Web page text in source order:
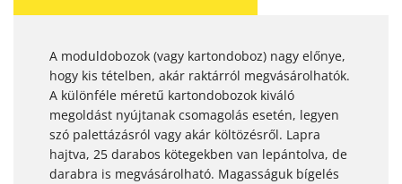
A moduldobozok (vagy kartondoboz) nagy előnye,
hogy kis tételben, akár raktárról megvásárolhatók.
A különféle méretű kartondobozok kiváló
megoldást nyújtanak csomagolás esetén, legyen
szó palettázásról vagy akár költözésről. Lapra
hajtva, 25 darabos kötegekben van lepántolva, de
darabra is megvásárolható. Magasságuk bígelés